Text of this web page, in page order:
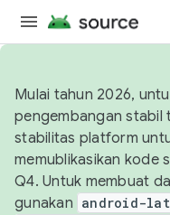
Mulai tahun 2026,
pengembangan stabil
stabilitas platform
memublikasikan kode
Q4. Untuk membuat
gunakan android-